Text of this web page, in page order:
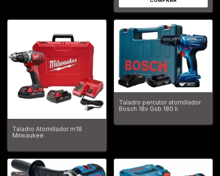
Taladro Atornillador m18
Milwaukee
Taladro percutor atornillador
Bosch 18v Gsb 180 li